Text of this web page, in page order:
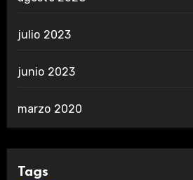
julio 2023
junio 2023
marzo 2020
Tags